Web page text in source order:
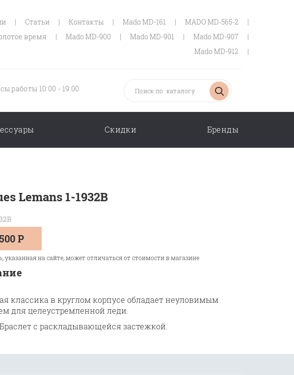
| Статьи | Контакты | Mado MD-161 | MADO MD-565-2
|
время | Mado MD-900 | Mado MD-901 | Mado MD-907
|
Mado MD-912
|
работы 10:00 - 19:00
Скидки Бренды
Lemans 1-1932B
Р
указанная на сайте, может отличаться от стоимости в магазине
классика в круглом корпусе обладает неуловимым
для целеустремленной леди.
с раскладывающейся застежкой.